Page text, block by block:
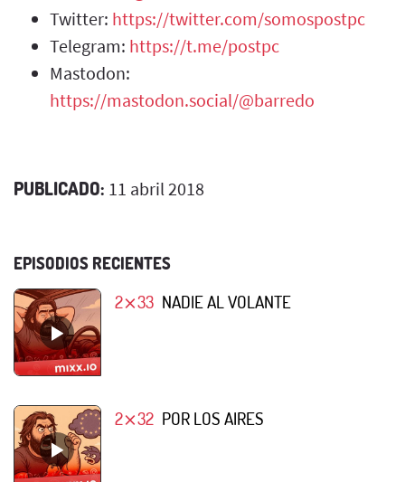
Twitter: https://twitter.com/somospostpc
Telegram: https://t.me/postpc
Mastodon:
https://mastodon.social/@barredo
PUBLICADO: 11 abril 2018
EPISODIOS RECIENTES
2⨯33 NADIE AL VOLANTE
2⨯32 POR LOS AIRES